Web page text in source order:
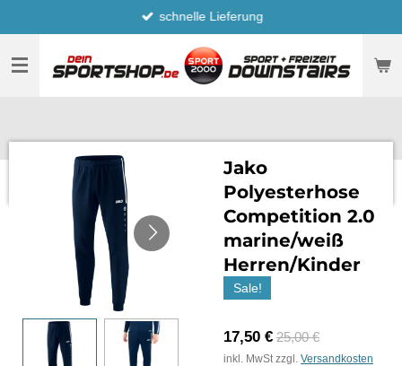
Hauptinhalt
springen
schnelle Lieferung
Jako
Polyesterhose
Competition 2.0
marine/weiß
Herren/Kinder
Sale!
17,50 € 25,00 €
inkl. MwSt zzgl. Versandkosten